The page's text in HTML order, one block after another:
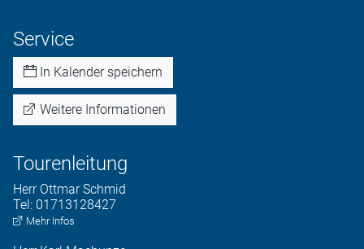
Service
In Kalender speichern
Weitere Informationen
Tourenleitung
Herr Ottmar Schmid
Tel: 01713128427
Mehr Infos